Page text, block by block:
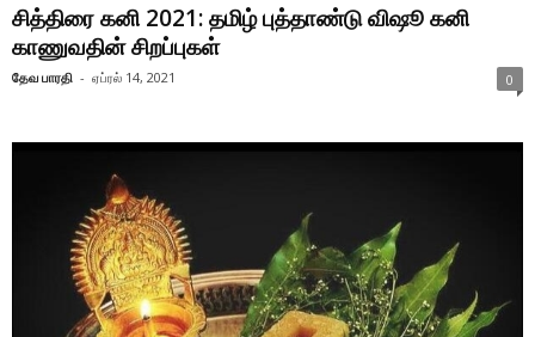
சித்திரை கனி 2021: தமிழ் புத்தாண்டு விஷூ கனி
காணுவதின் சிறப்புகள்
தேவ பாரதி - ஏப்ரல் 14, 2021 0